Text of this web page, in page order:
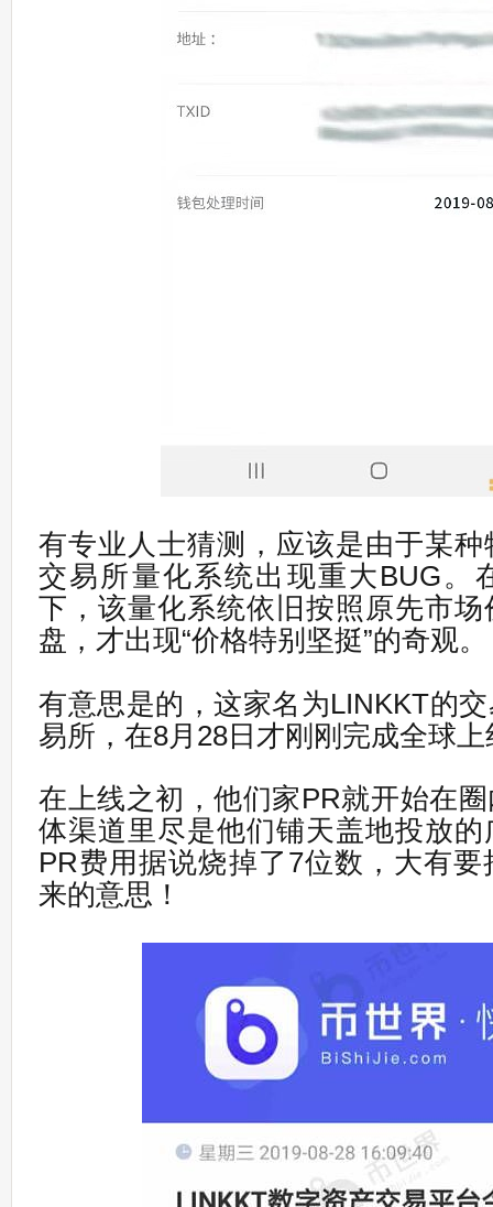
有专业人士猜测，应该是由于某
交易所量化系统出现重大BUG。
下，该量化系统依旧按照原先市
盘，才出现“价格特别坚挺”的奇观。
有意思是的，这家名为LINKKT的
易所，在8月28日才刚刚完成全球上
在上线之初，他们家PR就开始在
体渠道里尽是他们铺天盖地投放
PR费用据说烧掉了7位数，大有
来的意思！